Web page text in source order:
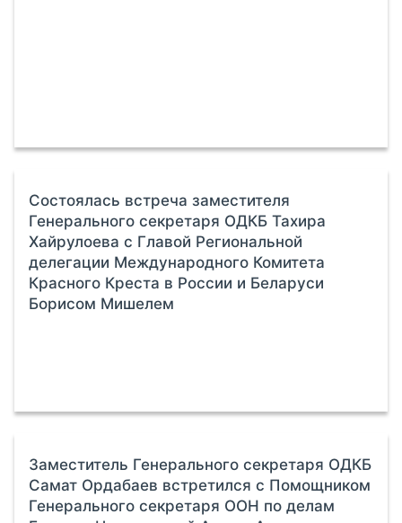
Состоялась встреча заместителя
Генерального секретаря ОДКБ Тахира
Хайрулоева с Главой Региональной
делегации Международного Комитета
Красного Креста в России и Беларуси
Борисом Мишелем
Заместитель Генерального секретаря ОДКБ
Самат Ордабаев встретился с Помощником
Генерального секретаря ООН по делам